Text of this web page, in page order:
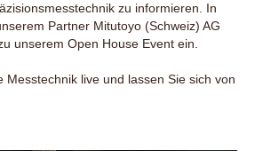
zu informieren. In
Partner Mitutoyo (Schweiz) AG
unserem Open House Event ein.
Messtechnik live und lassen Sie sich von